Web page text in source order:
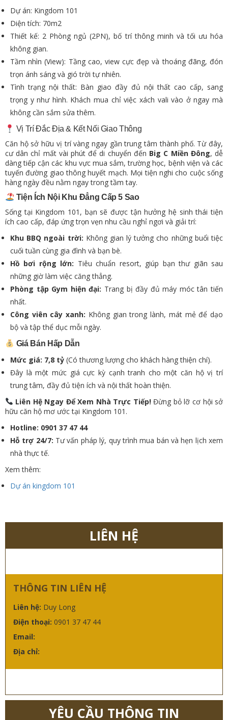
Dự án: Kingdom 101
Diện tích: 70m2
Thiết kế: 2 Phòng ngủ (2PN), bố trí thông minh và tối ưu hóa
không gian.
Tầm nhìn (View): Tầng cao, view cực đẹp và thoáng đãng, đón
trọn ánh sáng và gió trời tự nhiên.
Tình trạng nội thất: Bàn giao đầy đủ nội thất cao cấp, sang
trọng y như hình. Khách mua chỉ việc xách vali vào ở ngay mà
không cần sắm sửa thêm.
Vị Trí Đắc Địa & Kết Nối Giao Thông
Căn hộ sở hữu vị trí vàng ngay gần trung tâm thành phố. Từ đây,
cư dân chỉ mất vài phút để di chuyển đến Big C Miền Đông, dễ
dàng tiếp cận các khu vực mua sắm, trường học, bệnh viện và các
tuyến đường giao thông huyết mạch. Mọi tiện nghi cho cuộc sống
hàng ngày đều nằm ngay trong tầm tay.
Tiện Ích Nội Khu Đẳng Cấp 5 Sao
Sống tại Kingdom 101, bạn sẽ được tận hưởng hệ sinh thái tiện
ích cao cấp, đáp ứng trọn vẹn nhu cầu nghỉ ngơi và giải trí:
Khu BBQ ngoài trời: Không gian lý tưởng cho những buổi tiệc
cuối tuần cùng gia đình và bạn bè.
Hồ bơi rộng lớn: Tiêu chuẩn resort, giúp bạn thư giãn sau
những giờ làm việc căng thẳng.
Phòng tập Gym hiện đại: Trang bị đầy đủ máy móc tân tiến
nhất.
Công viên cây xanh: Không gian trong lành, mát mẻ để dạo
bộ và tập thể dục mỗi ngày.
Giá Bán Hấp Dẫn
Mức giá: 7,8 tỷ (Có thương lượng cho khách hàng thiện chí).
Đây là một mức giá cực kỳ cạnh tranh cho một căn hộ vị trí
trung tâm, đầy đủ tiện ích và nội thất hoàn thiện.
Liên Hệ Ngay Để Xem Nhà Trực Tiếp!Đừng bỏ lỡ cơ hội sở
hữu căn hộ mơ ước tại Kingdom 101.
Hotline: 0901 37 47 44
Hỗ trợ 24/7: Tư vấn pháp lý, quy trình mua bán và hẹn lịch xem
nhà thực tế.
Xem thêm:
Dự án kingdom 101
LIÊN HỆ
THÔNG TIN LIÊN HỆ
Liên hệ: Duy Long
Điện thoại: 0901 37 47 44
Email:
Địa chỉ:
YÊU CẦU THÔNG TIN